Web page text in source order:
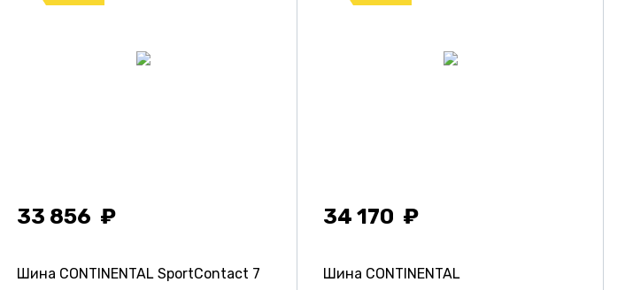
33 856
Шина CONTINENTAL SportContact 7
34 170
Шина CONTINENTAL